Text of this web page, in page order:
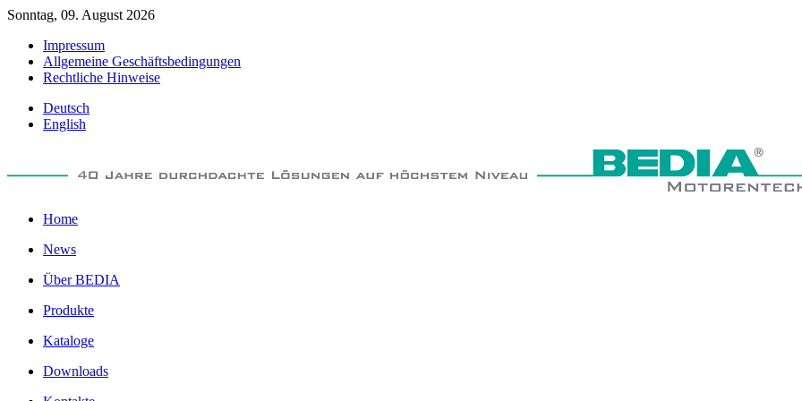
Sonntag, 09. August 2026
Impressum
Allgemeine Geschäftsbedingungen
Rechtliche Hinweise
Deutsch
English
Home
News
Über BEDIA
Produkte
Kataloge
Downloads